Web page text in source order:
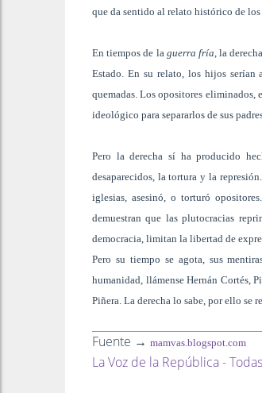
que da sentido al relato histórico de los
En tiempos de la guerra fría , la
Estado. En su relato, los hijos serían
quemadas. Los opositores
ideológico para separarlos de sus
Pero la derecha sí ha producido
desaparecidos, la tortura y la
iglesias, asesinó, o torturó
demuestran que las plutocracias
democracia, limitan la libertad de
Pero su tiempo se agota, sus
humanidad, llámense Hernán Cortés,
Piñera. La derecha lo sabe, por ello se
Fuente → mamvas.blogspot.com
La Voz de la República -